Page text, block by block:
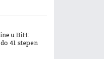
u BiH:
41 stepen